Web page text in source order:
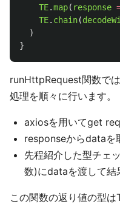
TE.map( response
TE. chain(
)
}
runHttpRequest関数で
処理を順々に行います。
axiosを用いてget
responseからdataを
先程紹介した型チェ
数)にdataを渡して結
この関数の返り値の型